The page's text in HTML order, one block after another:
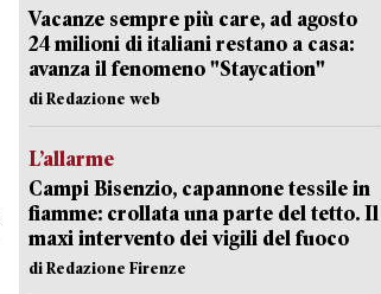
Vacanze sempre più care, ad agosto
24 milioni di italiani restano a casa:
avanza il fenomeno "Staycation"
di Redazione web
L’allarme
Campi Bisenzio, capannone tessile in
fiamme: crollata una parte del tetto. Il
maxi intervento dei vigili del fuoco
di Redazione Firenze